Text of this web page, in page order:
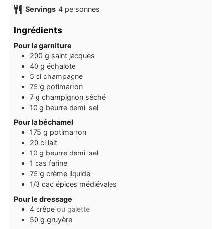
Servings 4 personnes
Ingrédients
Pour la garniture
200 g saint jacques
40 g échalote
5 cl champagne
75 g potimarron
7 g champignon séché
10 g beurre demi-sel
Pour la béchamel
175 g potimarron
20 cl lait
10 g beurre demi-sel
1 cas farine
75 g crème liquide
1/3 cac épices médiévales
Pour le dressage
4 crêpe ou galette
50 g gruyère